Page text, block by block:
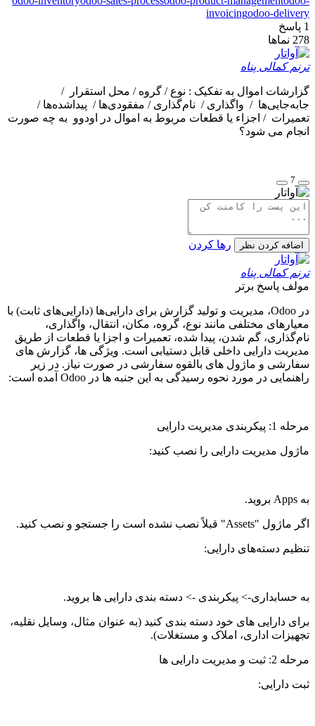
invoicingodoo-delivery
1 پاسخ
278 نماها
ترنم کمالی پناه
گزارشات اموال به تفکیک : نوع / گروه / محل استقرار /
جابه‌جایی‌ها / واگذاری / نام‌گذاری / مفقودی‌ها / پیدا‌شده‌‌ها /
تعمیرات / اجزاء یا قطعات مربوط به اموال در اودوو به چه صورت
انجام می شود؟
7
اضافه کردن نظر رها کردن
ترنم کمالی پناه
مولف پاسخ برتر
در Odoo، مدیریت و تولید گزارش برای دارایی‌ها (دارایی‌های ثابت) با
معیارهای مختلفی مانند نوع، گروه، مکان، انتقال، واگذاری،
نام‌گذاری، گم شدن، پیدا شده، تعمیرات و اجزا یا قطعات از طریق
مدیریت دارایی داخلی قابل دستیابی است. ویژگی ها، گزارش های
سفارشی و ماژول های بالقوه سفارشی در صورت نیاز. در زیر
راهنمایی در مورد نحوه رسیدگی به این جنبه ها در Odoo آمده است:
مرحله 1: پیکربندی مدیریت دارایی
ماژول مدیریت دارایی را نصب کنید:
به Apps بروید.
اگر ماژول "Assets" قبلاً نصب نشده است را جستجو و نصب کنید.
تنظیم دسته‌های دارایی:
به حسابداری-> پیکربندی -> دسته بندی دارایی ها بروید.
برای دارایی های خود دسته بندی کنید (به عنوان مثال، وسایل نقلیه،
تجهیزات اداری، املاک و مستغلات).
مرحله 2: ثبت و مدیریت دارایی ها
ثبت دارایی: